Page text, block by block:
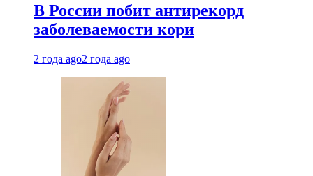
В России побит антирекорд
заболеваемости кори
2 года ago2 года ago